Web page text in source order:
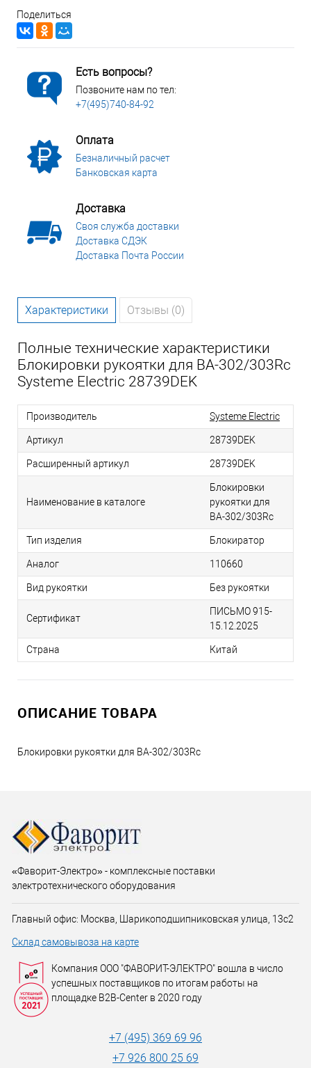
Поделиться
Есть вопросы?
Позвоните нам по тел:
+7(495)740-84-92
Оплата
Безналичный расчет
Банковская карта
Доставка
Своя служба доставки
Доставка СДЭК
Доставка Почта России
Характеристики Отзывы (0)
Полные технические характеристики
Блокировки рукоятки для ВА-302/303Rc
Systeme Electric 28739DEK
Производитель Systeme Electric
Артикул 28739DEK
Расширенный артикул 28739DEK
Наименование в каталоге
Блокировки
рукоятки для
ВА-302/303Rc
Тип изделия Блокиратор
Аналог 110660
Вид рукоятки Без рукоятки
Сертификат
ПИСЬМО 915-
15.12.2025
Страна Китай
ОПИСАНИЕ ТОВАРА
Блокировки рукоятки для ВА-302/303Rc
«Фаворит-Электро» - комплексные поставки
электротехнического оборудования
Главный офис: Москва, Шарикоподшипниковская улица, 13с2
Склад самовывоза на карте
Компания ООО "ФАВОРИТ-ЭЛЕКТРО" вошла в число
успешных поставщиков по итогам работы на
площадке B2B-Center в 2020 году
+7 (495) 369 69 96
+7 926 800 25 69